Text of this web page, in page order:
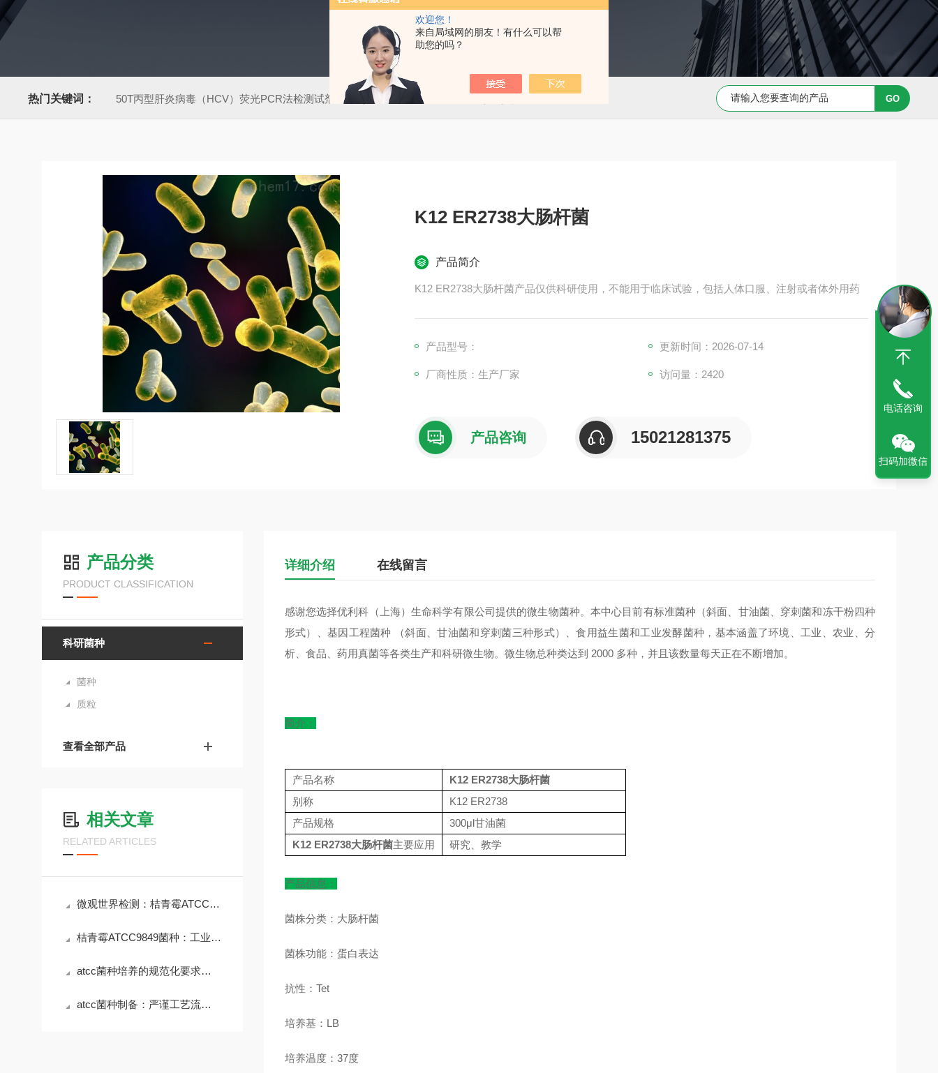
欢迎您！
来自局域网的朋友！有什么可以帮
助您的吗？
热门关键词： 50T丙型肝炎病毒（HCV）荧光PCR法检测试剂盒 50T肠道病毒通用型（EV）荧光PCR法检测试剂盒 Capan-1 细胞专用培养基 Caov-3 细胞专用培养基
K12 ER2738大肠杆菌
产品简介
K12 ER2738大肠杆菌产品仅供科研使用，不能用于临床试验，包括人体口服、注射或者体外用药
产品型号： 更新时间：2026-07-14
厂商性质：生产厂家 访问量：2420
产品咨询 15021281375
产品分类
PRODUCT CLASSIFICATION
科研菌种
菌种
质粒
查看全部产品
相关文章
RELATED ARTICLES
微观世界检测：桔青霉ATCC9849菌种的生物学特性与风险
桔青霉ATCC9849菌种：工业应用与材料防护的试金石
atcc菌种培养的规范化要求与实践
atcc菌种制备：严谨工艺流程与品质保障之道
详细介绍 在线留言
感谢您选择优利科（上海）生命科学有限公司提供的微生物菌种。本中心目前有标准菌种（斜面、甘油菌、穿刺菌和冻干粉四种
形式）、基因工程菌种 （斜面、甘油菌和穿刺菌三种形式）、食用益生菌和工业发酵菌种，基本涵盖了环境、工业、农业、分
析、食品、药用真菌等各类生产和科研微生物。微生物总种类达到 2000 多种，并且该数量每天正在不断增加。
简介：
产品名称
K12 ER2738大肠杆菌
别称
K12 ER2738
产品规格
300μl甘油菌
K12 ER2738大肠杆菌主要应用 研究、教学
产品信息：
菌株分类：大肠杆菌
菌株功能：蛋白表达
抗性：Tet
培养基：LB
培养温度：37度
电话咨询
扫码加微信